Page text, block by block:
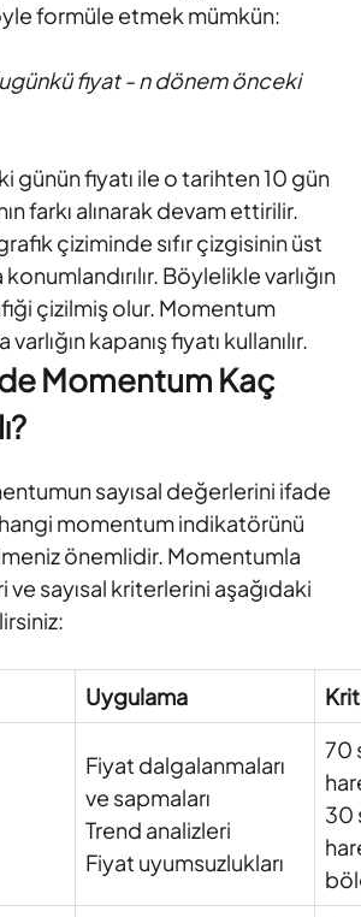
formüle etmek mümkün:
fiyat - n dönem önceki
günün fiyatı ile o tarihten 10 gün
farkı alınarak devam ettirilir.
çiziminde sıfır çizgisinin üst
Böylelikle varlığın
çizilmiş olur. Momentum
kapanış fiyatı kullanılır.
Momentum Kaç
sayısal değerlerini ifade
momentum indikatörünü
önemlidir. Momentumla
sayısal kriterlerini aşağıdaki
Uygulama
Fiyat dalgalanmaları
ve sapmaları
Trend analizleri
Fiyat uyumsuzlukları
70
30